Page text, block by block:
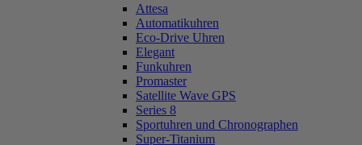
Attesa
Automatikuhren
Eco-Drive Uhren
Elegant
Funkuhren
Promaster
Satellite Wave GPS
Series 8
Sportuhren und Chronographen
Super-Titanium